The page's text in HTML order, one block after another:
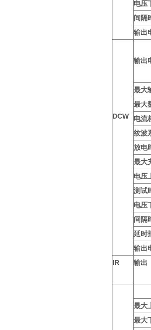
电压
间隔
输出
DCW
输出
最大
最大
电流
纹波
放电
最大
电压
测试
电压
间隔
延时
输出
IR
输出
最大
最大